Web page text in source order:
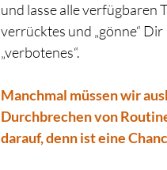
und lasse alle verfügbaren
verrücktes und „gönne“
„verbotenes“.
Manchmal müssen wir
Durchbrechen von
darauf, denn ist eine